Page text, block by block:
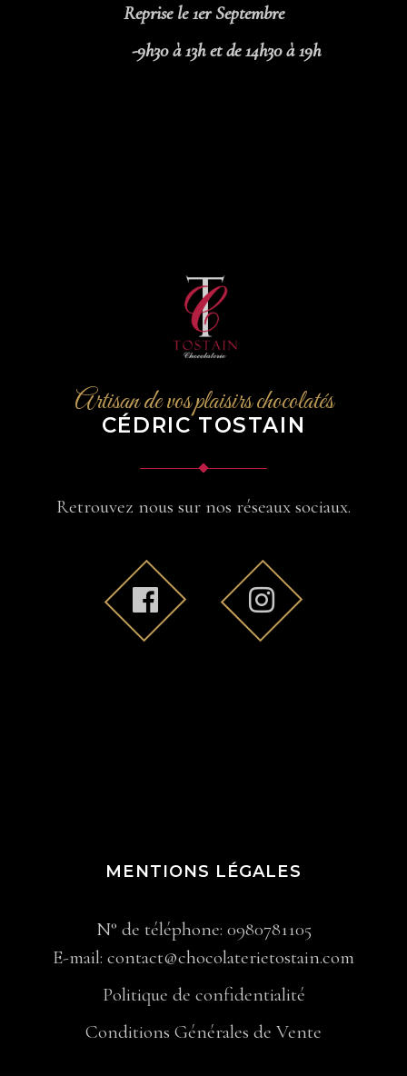
Reprise le 1er Septembre
-9h30 à 13h et de 14h30 à 19h
Artisan de vos plaisirs chocolatés
CÉDRIC TOSTAIN
Retrouvez nous sur nos réseaux sociaux.
MENTIONS LÉGALES
N° de téléphone: 0980781105
E-mail: contact@chocolaterietostain.com
Politique de confidentialité
Conditions Générales de Vente